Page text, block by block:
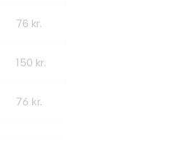
76 kr.
150 kr.
76 kr.